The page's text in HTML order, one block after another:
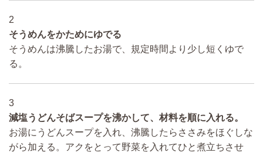
2
そうめんをかためにゆでる
そうめんは沸騰したお湯で、規定時間より少し短くゆで
る。
3
減塩うどんそばスープを沸かして、材料を順に入れる。
お湯にうどんスープを入れ、沸騰したらささみをほぐしな
がら加える。アクをとって野菜を入れてひと煮立ちさせ